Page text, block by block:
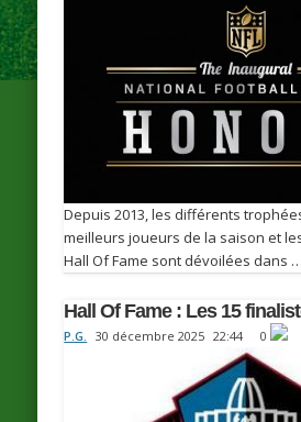
Depuis 2013, les différents
meilleurs joueurs de la saison et
Hall Of Fame sont dévoilées dans …
Hall Of Fame : Les 15
P.G. 30 décembre 2025 22:44 0